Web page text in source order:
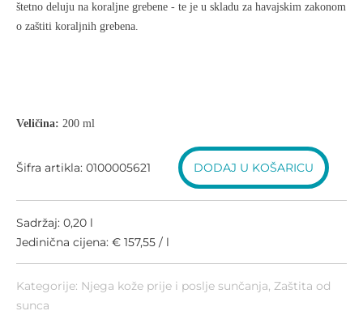
štetno deluju na koraljne grebene - te je u skladu za havajskim zakonom
o zaštiti koraljnih grebena.
Veličina: 200 ml
Šifra artikla: 0100005621 DODAJ U KOŠARICU
Sadržaj: 0,20 l
Jedinična cijena: € 157,55 / l
Kategorije: Njega kože prije i poslje sunčanja, Zaštita od
sunca